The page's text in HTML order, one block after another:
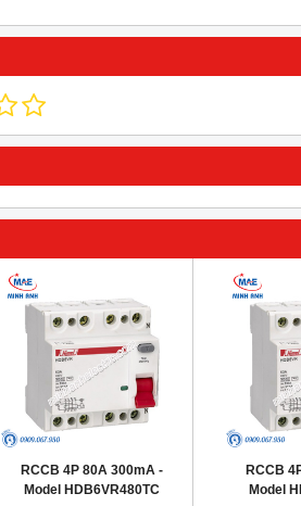
RCCB 4P 80A 300mA -
Model HDB6VR480TC
RCCB
Model